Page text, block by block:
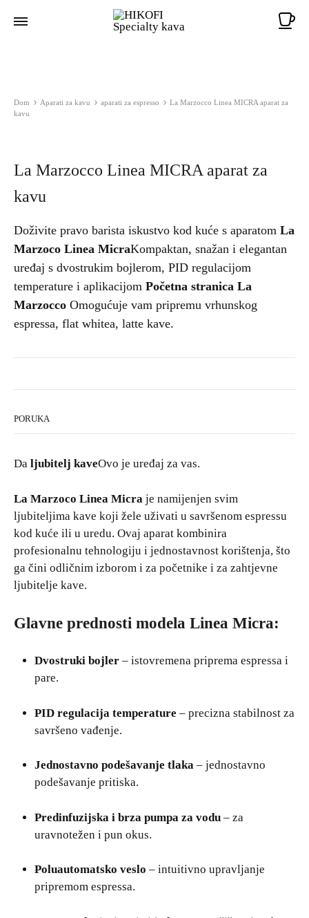
Dom Aparati za kavu aparati za espresso
La Marzocco Linea MICRA aparat za
kavu
La Marzocco Linea MICRA aparat za
kavu
Doživite pravo barista iskustvo kod kuće s aparatom La
Marzoco Linea MicraKompaktan, snažan i elegantan
uređaj s dvostrukim bojlerom, PID regulacijom
temperature i aplikacijom Početna stranica La
Marzocco Omogućuje vam pripremu vrhunskog
espressa, flat whitea, latte kave.
PORUKA
Da ljubitelj kaveOvo je uređaj za vas.
La Marzoco Linea Micra je namijenjen svim
ljubiteljima kave koji žele uživati u savršenom espressu
kod kuće ili u uredu. Ovaj aparat kombinira
profesionalnu tehnologiju i jednostavnost korištenja, što
ga čini odličnim izborom i za početnike i za zahtjevne
ljubitelje kave.
Glavne prednosti modela Linea Micra:
Dvostruki bojler – istovremena priprema espressa i
pare.
PID regulacija temperature – precizna stabilnost za
savršeno vađenje.
Jednostavno podešavanje tlaka – jednostavno
podešavanje pritiska.
Predinfuzijska i brza pumpa za vodu – za
uravnotežen i pun okus.
Poluautomatsko veslo – intuitivno upravljanje
pripremom espressa.